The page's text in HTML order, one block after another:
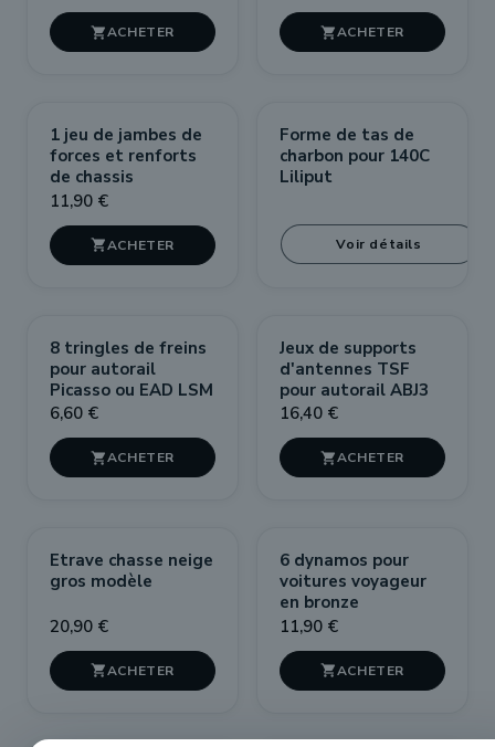
 
1 jeu de jambes de
forces et renforts
de chassis
11,90 €

RUPTURE DE STOCK
Forme de tas de
charbon pour 140C
Liliput
Voir détails
NOUVEAU
8 tringles de freins
pour autorail
Picasso ou EAD LSM
6,60 €

Jeux de supports
d'antennes TSF
pour autorail ABJ3
16,40 €

Etrave chasse neige
gros modèle
20,90 €

6 dynamos pour
voitures voyageur
en bronze
11,90 €
